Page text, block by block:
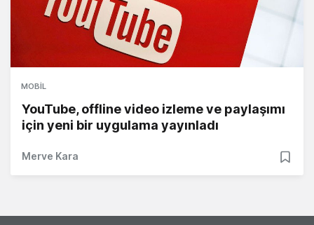
MOBIL
YouTube, offline video izleme ve paylaşımı
için yeni bir uygulama yayınladı
Merve Kara